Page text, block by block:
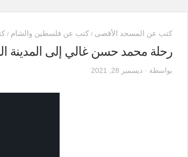
كتب عن المسجد الأقصى / كتب عن فلسطين والشام /
رحلة محمد حسن غالي إلى المدينة المنورة
بواسطة · ديسمبر 28, 2021